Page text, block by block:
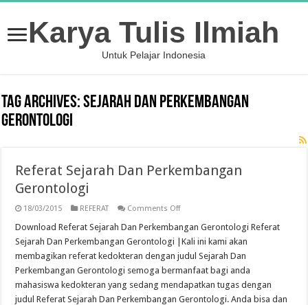
Karya Tulis Ilmiah
Untuk Pelajar Indonesia
Tag Archives:Sejarah Dan Perkembangan
Gerontologi
Referat Sejarah Dan Perkembangan
Gerontologi
18/03/2015 REFERAT Comments Offon
Sejarah
Dan
Perkembangan
Gerontologi
Download Referat Sejarah Dan Perkembangan Gerontologi Referat
Sejarah Dan Perkembangan Gerontologi |Kali ini kami akan
membagikan referat kedokteran dengan judul Sejarah Dan
Perkembangan Gerontologi semoga bermanfaat bagi anda
mahasiswa kedokteran yang sedang mendapatkan tugas dengan
judul Referat Sejarah Dan Perkembangan Gerontologi. Anda bisa dan